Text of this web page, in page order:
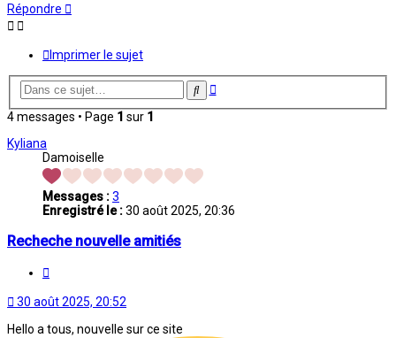
Répondre
Imprimer le sujet
Rechercher
Recherche
4 messages • Page 1 sur 1
Kyliana
Damoiselle
Messages :3
Enregistré le :30 août 2025, 20:36
Recheche nouvelle amitiés
30 août 2025, 20:52
Hello a tous, nouvelle sur ce site